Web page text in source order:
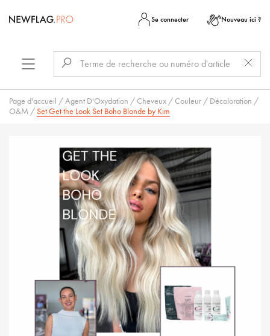
Se connecter Nouveau ici ?
Page d'accueil /Agent D'Oxydation /Cheveux /Couleur / Décoloration /
O&M /Set Get the Look Set Boho Blonde by Kim